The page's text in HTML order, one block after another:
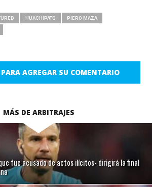
HUACHIPATO PIERO MAZA
AGREGAR SU COMENTARIO
MÁS DE ARBITRAJES
fue acusado de actos ilícitos- dirigirá la final